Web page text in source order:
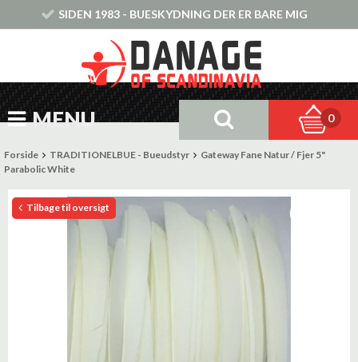
SIDEN 1983 - BUESKYDNING DER ER BARE MIG
MENU 0
Forside TRADITIONELBUE - Bueudstyr
Gateway Fane Natur / Fjer 5"
Parabolic White
Tilbage til oversigt